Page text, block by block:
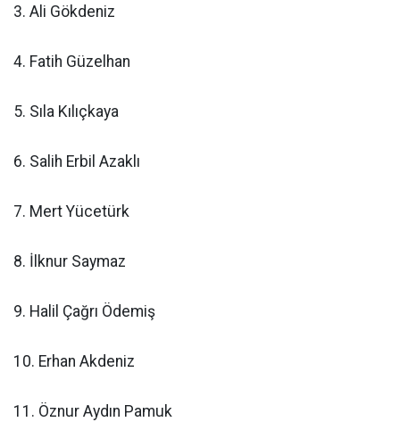
3. Ali Gökdeniz
4. Fatih Güzelhan
5. Sıla Kılıçkaya
6. Salih Erbil Azaklı
7. Mert Yücetürk
8. İlknur Saymaz
9. Halil Çağrı Ödemiş
10. Erhan Akdeniz
11. Öznur Aydın Pamuk